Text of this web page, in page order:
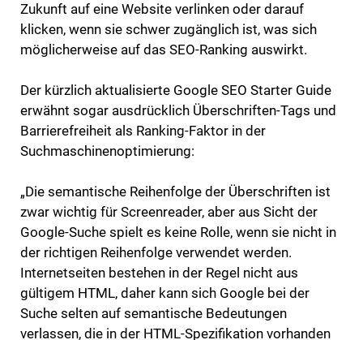
Zukunft auf eine Website verlinken oder darauf
klicken, wenn sie schwer zugänglich ist, was sich
möglicherweise auf das SEO-Ranking auswirkt.
Der kürzlich aktualisierte Google SEO Starter Guide
erwähnt sogar ausdrücklich Überschriften-Tags und
Barrierefreiheit als Ranking-Faktor in der
Suchmaschinenoptimierung:
„Die semantische Reihenfolge der Überschriften ist
zwar wichtig für Screenreader, aber aus Sicht der
Google-Suche spielt es keine Rolle, wenn sie nicht in
der richtigen Reihenfolge verwendet werden.
Internetseiten bestehen in der Regel nicht aus
gültigem HTML, daher kann sich Google bei der
Suche selten auf semantische Bedeutungen
verlassen, die in der HTML-Spezifikation vorhanden